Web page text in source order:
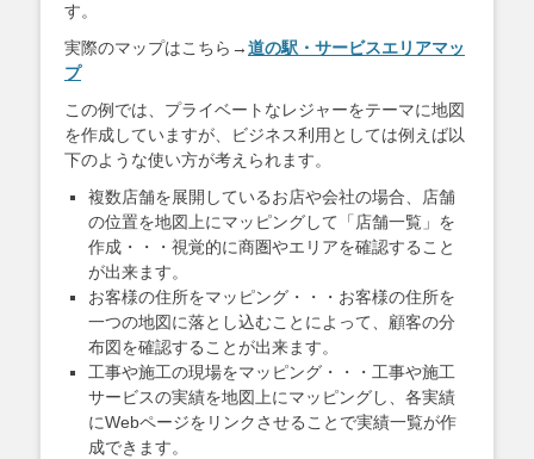
す。
実際のマップはこちら→道の駅・サービスエリアマッ
プ
この例では、プライベートなレジャーをテーマに地図
を作成していますが、ビジネス利用としては例えば以
下のような使い方が考えられます。
複数店舗を展開しているお店や会社の場合、店舗
の位置を地図上にマッピングして「店舗一覧」を
作成・・・視覚的に商圏やエリアを確認すること
が出来ます。
お客様の住所をマッピング・・・お客様の住所を
一つの地図に落とし込むことによって、顧客の分
布図を確認することが出来ます。
工事や施工の現場をマッピング・・・工事や施工
サービスの実績を地図上にマッピングし、各実績
にWebページをリンクさせることで実績一覧が作
成できます。